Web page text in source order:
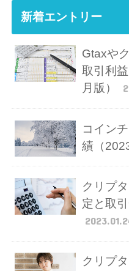
新着エントリー
Gtaxや
取引利
月版）
コイン
績（
クリプ
定と取
クリプ